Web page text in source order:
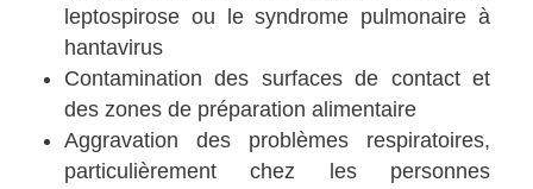
leptospirose ou le syndrome pulmonaire à
hantavirus
Contamination des surfaces de contact et
des zones de préparation alimentaire
Aggravation des problèmes respiratoires,
particulièrement chez les personnes